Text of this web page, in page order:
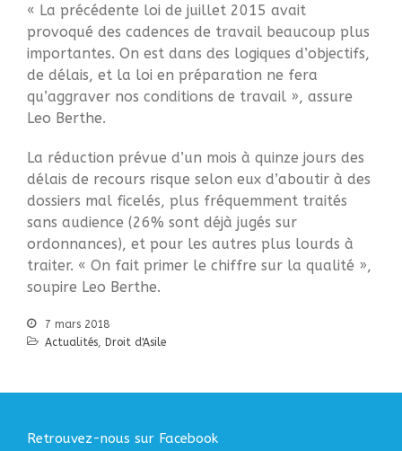
« La précédente loi de juillet 2015 avait
provoqué des cadences de travail beaucoup plus
importantes. On est dans des logiques d’objectifs,
de délais, et la loi en préparation ne fera
qu’aggraver nos conditions de travail », assure
Leo Berthe.
La réduction prévue d’un mois à quinze jours des
délais de recours risque selon eux d’aboutir à des
dossiers mal ficelés, plus fréquemment traités
sans audience (26% sont déjà jugés sur
ordonnances), et pour les autres plus lourds à
traiter. « On fait primer le chiffre sur la qualité »,
soupire Leo Berthe.
7 mars 2018
Actualités, Droit d'Asile
Retrouvez-nous sur Facebook